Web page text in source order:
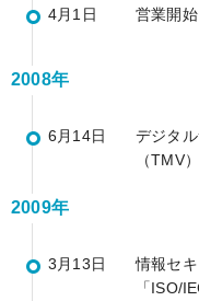
4月1日 営業開始
2008年
6月14日
デジタ
（TMV
2009年
3月13日
情報セ
「ISO/